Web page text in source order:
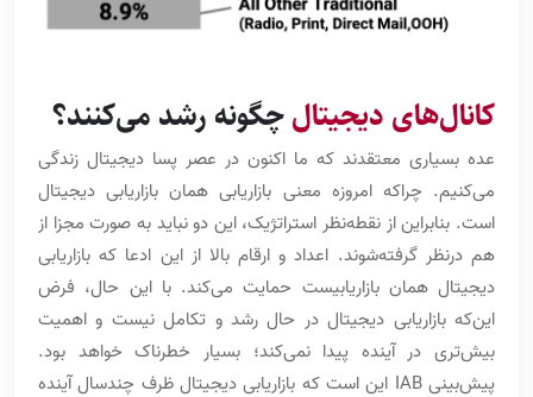
کانال‌های دیجیتالچگونه رشد می‌کنند؟
عده بسیاری معتقدند که ما اکنون در عصر پسا دیجیتال زندگی
می‌کنیم. چراکه امروزه معنی بازاریابی همان بازاریابی دیجیتال
است. بنابراین از نقطه‌نظر استراتژیک، این دو نباید به صورت مجزا از
هم درنظر گرفته‌شوند. اعداد و ارقام بالا از این ادعا ‌که بازاریابی
دیجیتال همان بازاریابیست حمایت می‌کند. با این حال، فرض
این‌که بازاریابی دیجیتال در حال رشد و تکامل نیست و اهمیت
بیش‌تری در آینده پیدا نمی‌کند؛ بسیار خطرناک خواهد بود.
پیش‌بینی IAB این است که بازاریابی دیجیتال ظرف چندسال آینده